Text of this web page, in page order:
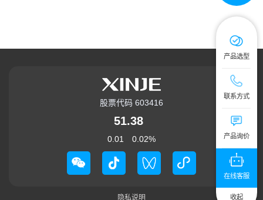
股票代码 603416
51.38
0.01 0.02%
隐私说明
产品选型
联系方式
技术服务热
产品询价
提交您的需
在线客服
收起